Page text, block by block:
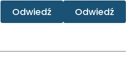
Odwiedź Odwiedź